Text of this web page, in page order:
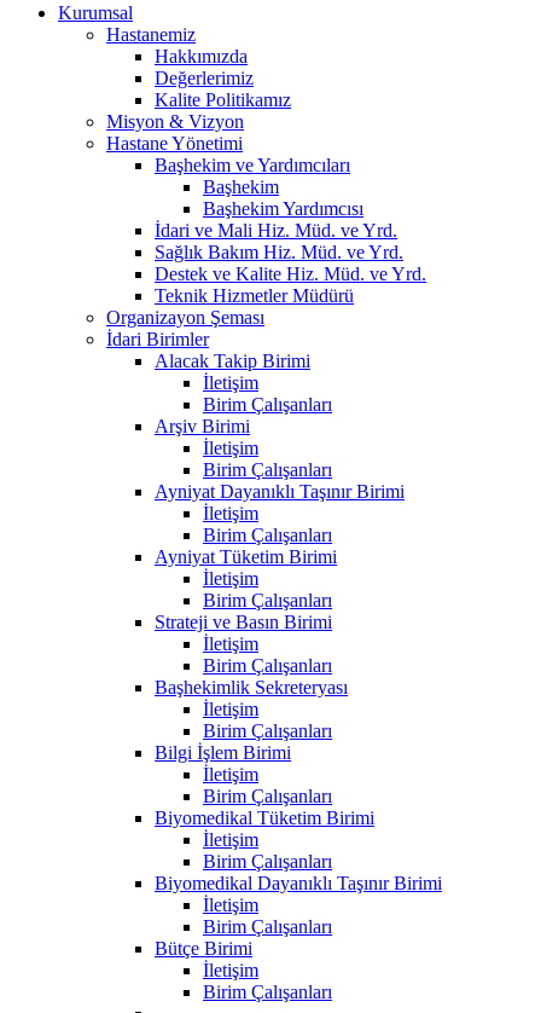
Kurumsal
Hastanemiz
Hakkımızda
Değerlerimiz
Kalite Politikamız
Misyon & Vizyon
Hastane Yönetimi
Başhekim ve Yardımcıları
Başhekim
Başhekim Yardımcısı
İdari ve Mali Hiz. Müd. ve Yrd.
Sağlık Bakım Hiz. Müd. ve Yrd.
Destek ve Kalite Hiz. Müd. ve Yrd.
Teknik Hizmetler Müdürü
Organizayon Şeması
İdari Birimler
Alacak Takip Birimi
İletişim
Birim Çalışanları
Arşiv Birimi
İletişim
Birim Çalışanları
Ayniyat Dayanıklı Taşınır Birimi
İletişim
Birim Çalışanları
Ayniyat Tüketim Birimi
İletişim
Birim Çalışanları
Strateji ve Basın Birimi
İletişim
Birim Çalışanları
Başhekimlik Sekreteryası
İletişim
Birim Çalışanları
Bilgi İşlem Birimi
İletişim
Birim Çalışanları
Biyomedikal Tüketim Birimi
İletişim
Birim Çalışanları
Biyomedikal Dayanıklı Taşınır Birimi
İletişim
Birim Çalışanları
Bütçe Birimi
İletişim
Birim Çalışanları